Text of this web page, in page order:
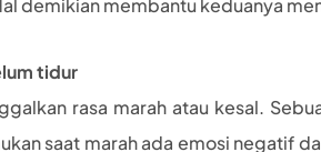
demikian membantu keduanya
tidur
rasa marah atau kesal.
saat marah ada emosi negatif